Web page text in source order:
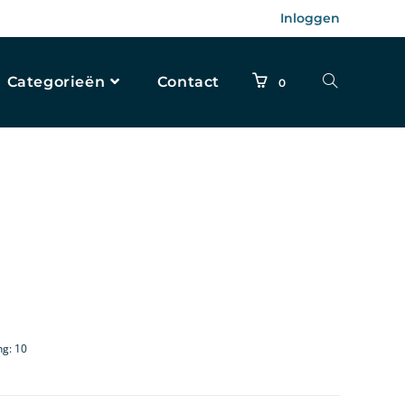
Inloggen
Categorieën Contact 0
10